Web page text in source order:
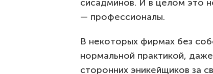
сисадминов. И в целом это
— профессионалы.
В некоторых фирмах без
нормальной практикой,
сторонних эникейщиков за